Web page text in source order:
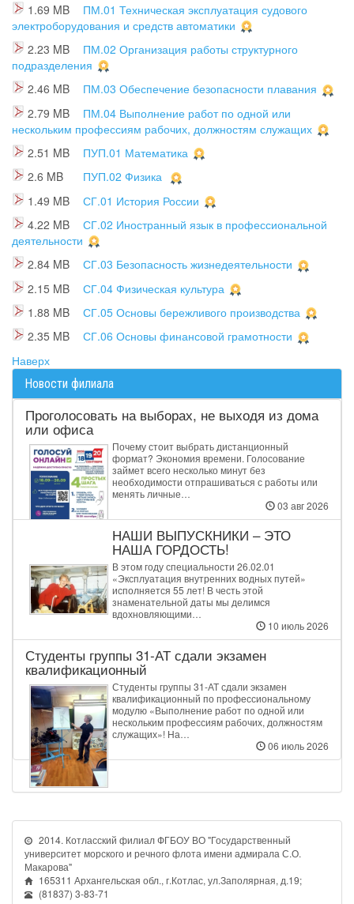
1.69 MB
ПМ.01 Техническая эксплуатация судового
электроборудования и средств автоматики
2.23 MB
ПМ.02 Организация работы структурного
подразделения
2.46 MB
ПМ.03 Обеспечение безопасности плавания
2.79 MB
ПМ.04 Выполнение работ по одной или
нескольким профессиям рабочих, должностям служащих
2.51 MB
ПУП.01 Математика
2.6 MB
ПУП.02 Физика
1.49 MB
СГ.01 История России
4.22 MB
СГ.02 Иностранный язык в профессиональной
деятельности
2.84 MB
СГ.03 Безопасность жизнедеятельности
2.15 MB
СГ.04 Физическая культура
1.88 MB
СГ.05 Основы бережливого производства
2.35 MB
СГ.06 Основы финансовой грамотности
Наверх
Новости филиала
Проголосовать на выборах, не выходя из дома
или офиса
Почему стоит выбрать дистанционный
формат? Экономия времени. Голосование
займет всего несколько минут без
необходимости отпрашиваться с работы или
менять личные…
03 авг 2026
НАШИ ВЫПУСКНИКИ – ЭТО
НАША ГОРДОСТЬ!
В этом году специальности 26.02.01
«Эксплуатация внутренних водных путей»
исполняется 55 лет! В честь этой
знаменательной даты мы делимся
вдохновляющими…
10 июль 2026
Студенты группы 31‑АТ сдали экзамен
квалификационный
Студенты группы 31‑АТ сдали экзамен
квалификационный по профессиональному
модулю «Выполнение работ по одной или
нескольким профессиям рабочих, должностям
служащих»! На…
06 июль 2026
2014. Котласский филиал ФГБОУ ВО "Государственный
университет морского и речного флота имени адмирала С.О.
Макарова"
165311 Архангельская обл., г.Котлас, ул.Заполярная, д.19;
(81837) 3-83-71